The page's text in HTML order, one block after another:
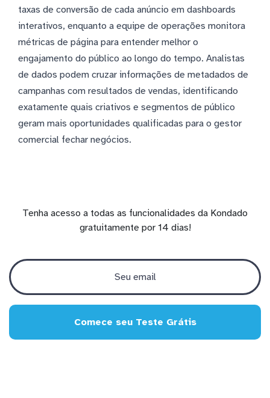
taxas de conversão de cada anúncio em dashboards
interativos, enquanto a equipe de operações monitora
métricas de página para entender melhor o
engajamento do público ao longo do tempo. Analistas
de dados podem cruzar informações de metadados de
campanhas com resultados de vendas, identificando
exatamente quais criativos e segmentos de público
geram mais oportunidades qualificadas para o gestor
comercial fechar negócios.
Tenha acesso a todas as funcionalidades da Kondado
gratuitamente por 14 dias!
Comece seu Teste Grátis